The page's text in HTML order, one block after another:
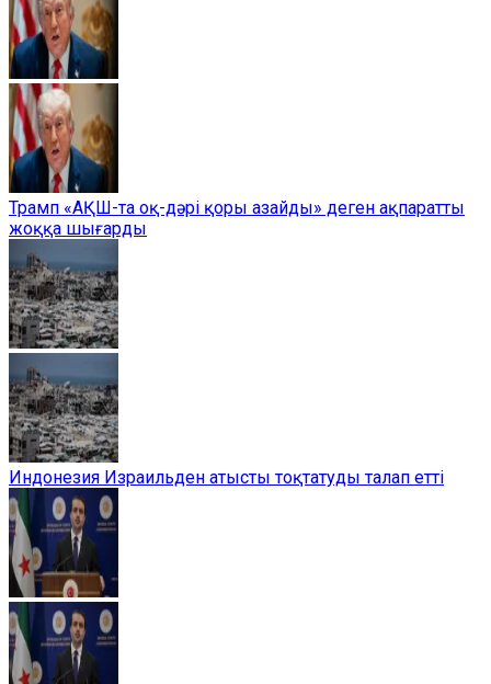
Трамп «АҚШ-та оқ-дәрі қоры азайды» деген ақпаратты
жоққа шығарды
Индонезия Израильден атысты тоқтатуды талап етті